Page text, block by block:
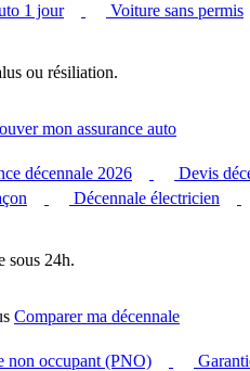
1 jour Voiture sans permis
ou résiliation.
mon assurance auto
décennale 2026 Devis
Décennale électricien
sous 24h.
Comparer ma décennale
non occupant (PNO)